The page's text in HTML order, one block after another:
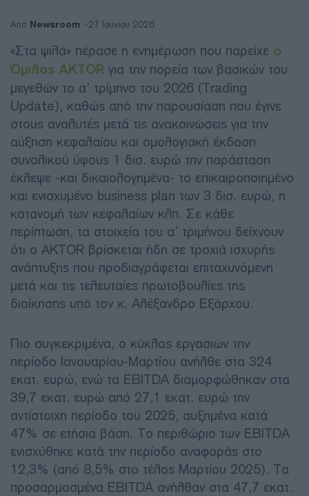
Από Newsroom 27 Ιουνίου 2026
«Στα ψιλά» πέρασε η ενημέρωση που παρείχε ο
Όμιλος AKTOR για την πορεία των βασικών του
μεγεθών το α’ τρίμηνο του 2026 (Trading
Update), καθώς από την παρουσίαση που έγινε
στους αναλυτές μετά τις ανακοινώσεις για την
αύξηση κεφαλαίου και ομολογιακή έκδοση
συνολικού ύψους 1 δισ. ευρώ την παράσταση
έκλεψε -και δικαιολογημένα- το επικαιροποιημένο
και ενισχυμένο business plan των 3 δισ. ευρώ, η
κατανομή των κεφαλαίων κλπ. Σε κάθε
περίπτωση, τα στοιχεία του α’ τριμήνου δείχνουν
ότι ο AKTOR βρίσκεται ήδη σε τροχιά ισχυρής
ανάπτυξης που προδιαγράφεται επιταχυνόμενη
μετά και τις τελευταίες πρωτοβουλίες της
διοίκησης υπό τον κ. Αλέξανδρο Εξάρχου.
Πιο συγκεκριμένα, ο κύκλος εργασιών την
περίοδο Ιανουαρίου-Μαρτίου ανήλθε στα 324
εκατ. ευρώ, ενώ τα EBITDA διαμορφώθηκαν στα
39,7 εκατ. ευρώ από 27,1 εκατ. ευρώ την
αντίστοιχη περίοδο του 2025, αυξημένα κατά
47% σε ετήσια βάση. To περιθώριο των EBITDA
ενισχύθηκε κατά την περίοδο αναφοράς στο
12,3% (από 8,5% στο τέλος Μαρτίου 2025). Τα
προσαρμοσμένα EBITDA ανήλθαν στα 47,7 εκατ.